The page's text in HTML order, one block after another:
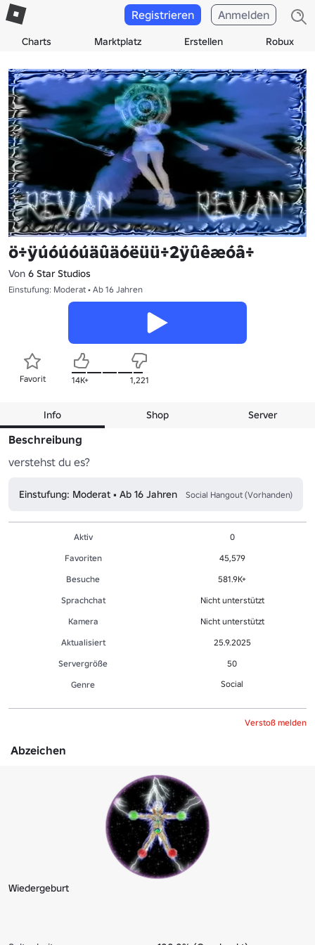
Charts Marktplatz Erstellen Robux
Registrieren Anmelden
ö÷ÿúóúóúäûäóëüü÷2ÿûêæóâ÷
Von 6 Star Studios
Einstufung: Moderat • Ab 16 Jahren
Favorit 14K+ 1,221
Info Shop Server
Beschreibung
verstehst du es?
Einstufung: Moderat • Ab 16 Jahren Social Hangout (Vorhanden)
Aktiv
0
Favoriten
45,579
Besuche
581.9K+
Sprachchat
Nicht unterstützt
Kamera
Nicht unterstützt
Aktualisiert
25.9.2025
Servergröße
50
Genre
Social
Verstoß melden
Abzeichen
Wiedergeburt